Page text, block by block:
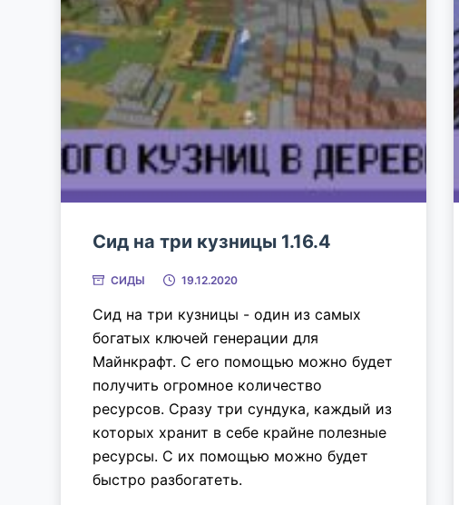
Сид на три кузницы 1.16.4
СИДЫ 19.12.2020
Сид на три кузницы - один из самых
богатых ключей генерации для
Майнкрафт. С его помощью можно будет
получить огромное количество
ресурсов. Сразу три сундука, каждый из
которых хранит в себе крайне полезные
ресурсы. С их помощью можно будет
быстро разбогатеть.